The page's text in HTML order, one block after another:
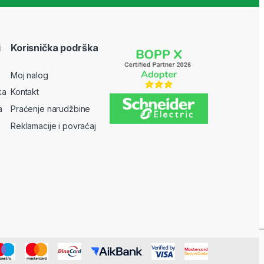
Korisnička podrška
Moj nalog
Kontakt
Praćenje narudžbine
Reklamacije i povraćaj